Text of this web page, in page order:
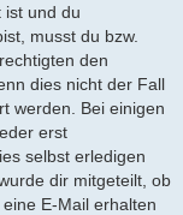
ist und du
musst du bzw.
den
dies nicht der Fall
werden. Bei einigen
erst
selbst erledigen
dir mitgeteilt, ob
E-Mail erhalten